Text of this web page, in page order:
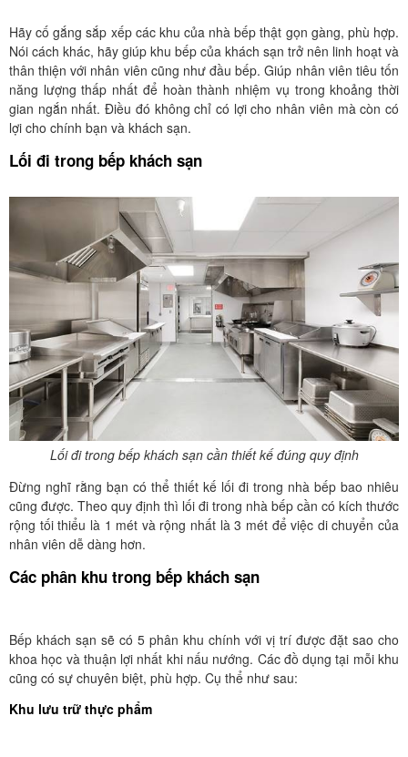
Hãy cố gắng sắp xếp các khu của nhà bếp thật gọn gàng, phù hợp.
Nói cách khác, hãy giúp khu bếp của khách sạn trở nên linh hoạt và
thân thiện với nhân viên cũng như đầu bếp. Giúp nhân viên tiêu tốn
năng lượng thấp nhất để hoàn thành nhiệm vụ trong khoảng thời
gian ngắn nhất. Điều đó không chỉ có lợi cho nhân viên mà còn có
lợi cho chính bạn và khách sạn.
Lối đi trong bếp khách sạn
Lối đi trong bếp khách sạn cần thiết kế đúng quy định
Đừng nghĩ rằng bạn có thể thiết kế lối đi trong nhà bếp bao nhiêu
cũng được. Theo quy định thì lối đi trong nhà bếp cần có kích thước
rộng tối thiểu là 1 mét và rộng nhất là 3 mét để việc di chuyển của
nhân viên dễ dàng hơn.
Các phân khu trong bếp khách sạn
Bếp khách sạn sẽ có 5 phân khu chính với vị trí được đặt sao cho
khoa học và thuận lợi nhất khi nấu nướng. Các đồ dụng tại mỗi khu
cũng có sự chuyên biệt, phù hợp. Cụ thể như sau:
Khu lưu trữ thực phẩm